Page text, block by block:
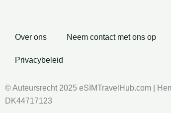
Over ons Neem contact met ons op
Privacybeleid
© Auteursrecht 2025 eSIMTravelHub.com |
DK44717123